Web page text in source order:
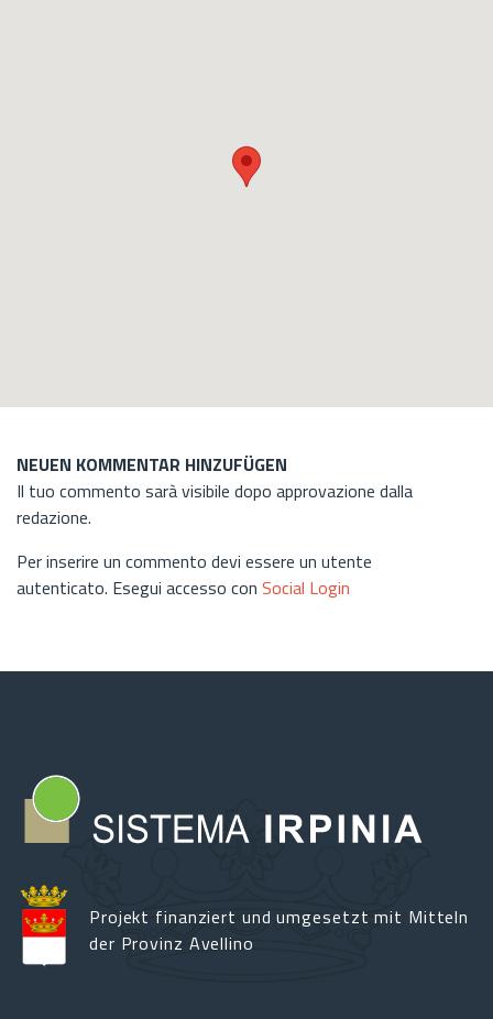
NEUEN KOMMENTAR HINZUFÜGEN
Il tuo commento sarà visibile dopo approvazione dalla
redazione.
Per inserire un commento devi essere un utente
autenticato. Esegui accesso con Social Login
Projekt finanziert und umgesetzt mit Mitteln
der Provinz Avellino